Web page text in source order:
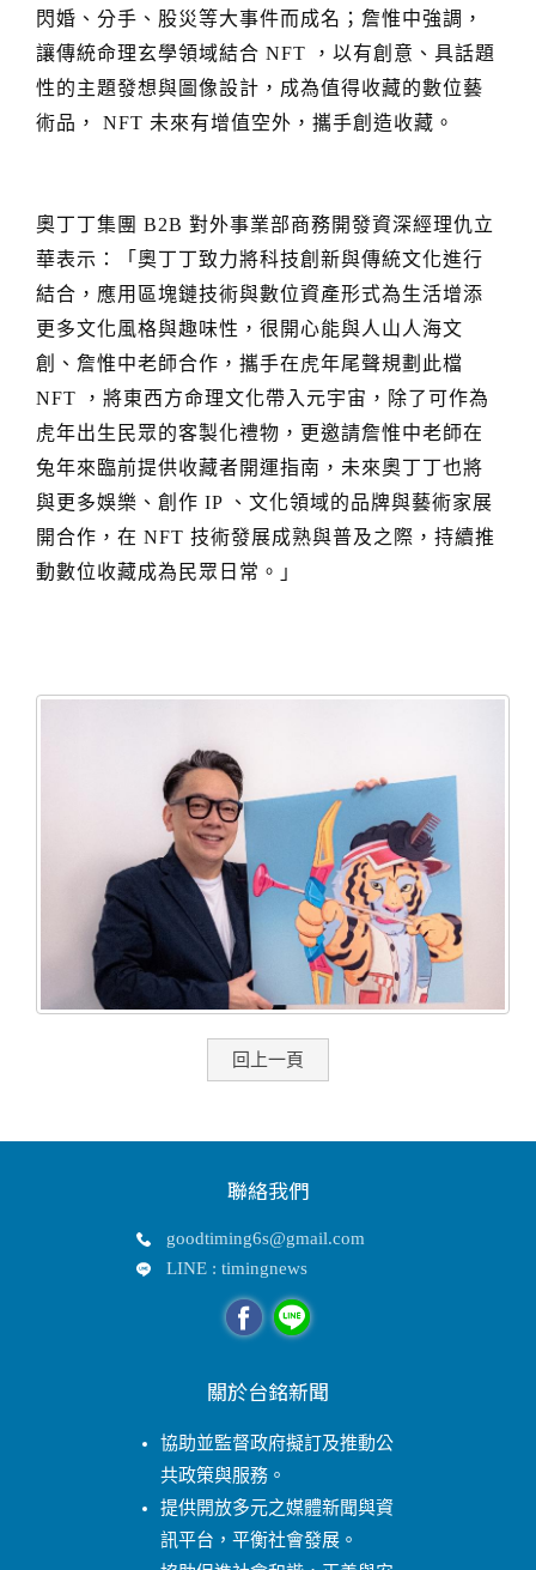
閃婚、分手、股災等大事件而成名；詹惟中強調，
讓傳統命理玄學領域結合 NFT
，以有創意、具話題
性的主題發想與圖像設計，成為值得收藏的數位藝
術品，
NFT 未來有增值空外，攜手創造收藏。
奧丁丁集團 B2B 對外事業部商務開發資深經理仇立
華表示：「奧丁丁致力將科技創新與傳統文化進行
結合，應用區塊鏈技術與數位資產形式為生活增添
更多文化風格與趣味性，很開心能與人山人海文
創、詹惟中老師合作，攜手在虎年尾聲規劃此檔
NFT
，將東西方命理文化帶入元宇宙，除了可作為
虎年出生民眾的客製化禮物，更邀請詹惟中老師在
兔年來臨前提供收藏者開運指南，未來奧丁丁也將
與更多娛樂、創作 IP
、文化領域的品牌與藝術家展
開合作，在 NFT 技術發展成熟與普及之際，持續推
動數位收藏成為民眾日常。」
回上一頁
聯絡我們
goodtiming6s@gmail.com
LINE : timingnews
關於台銘新聞
協助並監督政府擬訂及推動公
共政策與服務。
提供開放多元之媒體新聞與資
訊平台，平衡社會發展。